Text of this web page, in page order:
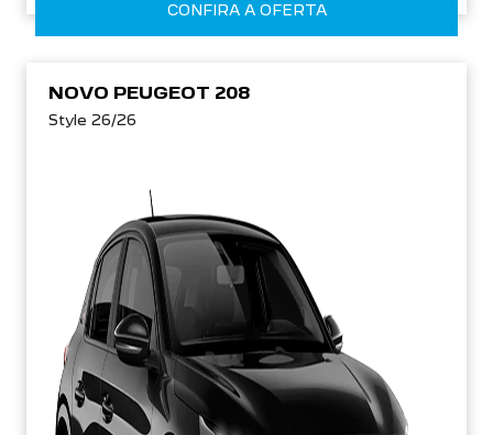
CONFIRA A OFERTA
NOVO PEUGEOT 208
Style 26/26